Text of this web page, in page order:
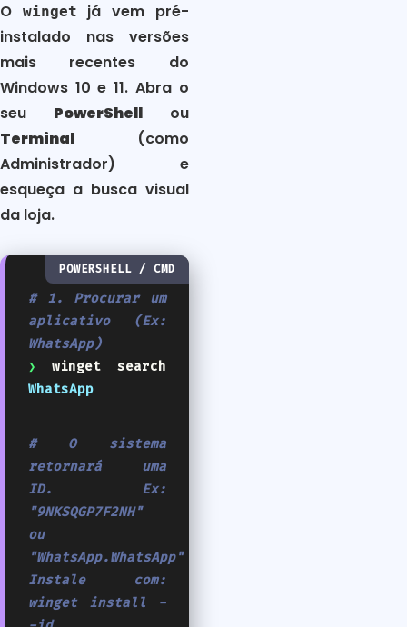
O winget
já vem pré-
instalado nas versões
mais recentes do
Windows 10 e 11. Abra o
seu PowerShellou
Terminal (como
Administrador) e
esqueça a busca visual
da loja.
POWERSHELL / CMD
# 1. Procurar um
aplicativo (Ex:
WhatsApp)
❯
winget search
WhatsApp
# O sistema
retornará uma
ID. Ex:
"9NKSQGP7F2NH"
ou
"WhatsApp.WhatsApp"
Instale com:
winget install -